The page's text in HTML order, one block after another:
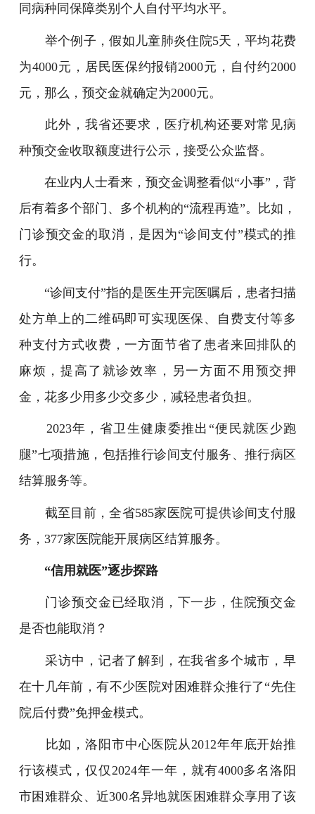
同病种同保障类别个人自付平均水平。
举个例子，假如儿童肺炎住院5天，平均花费
为4000元，居民医保约报销2000元，自付约2000
元，那么，预交金就确定为2000元。
此外，我省还要求，医疗机构还要对常见病
种预交金收取额度进行公示，接受公众监督。
在业内人士看来，预交金调整看似“小事”，背
后有着多个部门、多个机构的“流程再造”。比如，
门诊预交金的取消，是因为“诊间支付”模式的推
行。
“诊间支付”指的是医生开完医嘱后，患者扫描
处方单上的二维码即可实现医保、自费支付等多
种支付方式收费，一方面节省了患者来回排队的
麻烦，提高了就诊效率，另一方面不用预交押
金，花多少用多少交多少，减轻患者负担。
2023年，省卫生健康委推出“便民就医少跑
腿”七项措施，包括推行诊间支付服务、推行病区
结算服务等。
截至目前，全省585家医院可提供诊间支付服
务，377家医院能开展病区结算服务。
“信用就医”逐步探路
门诊预交金已经取消，下一步，住院预交金
是否也能取消？
采访中，记者了解到，在我省多个城市，早
在十几年前，有不少医院对困难群众推行了“先住
院后付费”免押金模式。
比如，洛阳市中心医院从2012年年底开始推
行该模式，仅仅2024年一年，就有4000多名洛阳
市困难群众、近300名异地就医困难群众享用了该